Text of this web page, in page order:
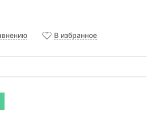
В избранное